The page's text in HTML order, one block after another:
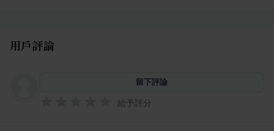
用戶評論
留下評論
給予評分